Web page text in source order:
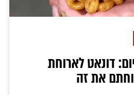
דונאט לארוחת
את זה